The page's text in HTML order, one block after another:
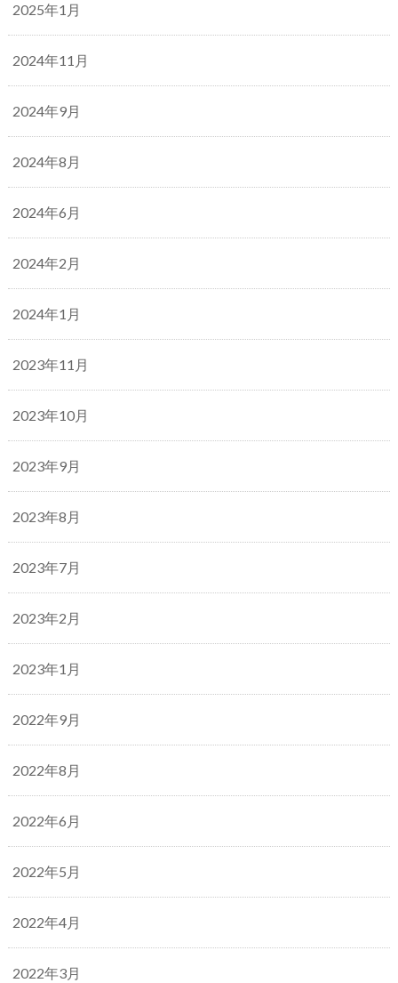
2025年1月
2024年11月
2024年9月
2024年8月
2024年6月
2024年2月
2024年1月
2023年11月
2023年10月
2023年9月
2023年8月
2023年7月
2023年2月
2023年1月
2022年9月
2022年8月
2022年6月
2022年5月
2022年4月
2022年3月